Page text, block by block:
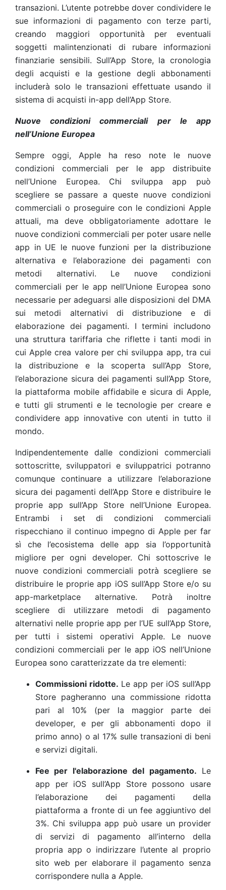
transazioni. L’utente potrebbe dover condividere le
sue informazioni di pagamento con terze parti,
creando maggiori opportunità per eventuali
soggetti malintenzionati di rubare informazioni
finanziarie sensibili. Sull’App Store, la cronologia
degli acquisti e la gestione degli abbonamenti
includerà solo le transazioni effettuate usando il
sistema di acquisti in-app dell’App Store.
Nuove condizioni commerciali per le app
nell’Unione Europea
Sempre oggi, Apple ha reso note le nuove
condizioni commerciali per le app distribuite
nell’Unione Europea. Chi sviluppa app può
scegliere se passare a queste nuove condizioni
commerciali o proseguire con le condizioni Apple
attuali, ma deve obbligatoriamente adottare le
nuove condizioni commerciali per poter usare nelle
app in UE le nuove funzioni per la distribuzione
alternativa e l’elaborazione dei pagamenti con
metodi alternativi. Le nuove condizioni
commerciali per le app nell’Unione Europea sono
necessarie per adeguarsi alle disposizioni del DMA
sui metodi alternativi di distribuzione e di
elaborazione dei pagamenti. I termini includono
una struttura tariffaria che riflette i tanti modi in
cui Apple crea valore per chi sviluppa app, tra cui
la distribuzione e la scoperta sull’App Store,
l’elaborazione sicura dei pagamenti sull’App Store,
la piattaforma mobile affidabile e sicura di Apple,
e tutti gli strumenti e le tecnologie per creare e
condividere app innovative con utenti in tutto il
mondo.
Indipendentemente dalle condizioni commerciali
sottoscritte, sviluppatori e sviluppatrici potranno
comunque continuare a utilizzare l’elaborazione
sicura dei pagamenti dell’App Store e distribuire le
proprie app sull’App Store nell’Unione Europea.
Entrambi i set di condizioni commerciali
rispecchiano il continuo impegno di Apple per far
sì che l’ecosistema delle app sia l’opportunità
migliore per ogni developer. Chi sottoscrive le
nuove condizioni commerciali potrà scegliere se
distribuire le proprie app iOS sull’App Store e/o su
app-marketplace alternative. Potrà inoltre
scegliere di utilizzare metodi di pagamento
alternativi nelle proprie app per l’UE sull’App Store,
per tutti i sistemi operativi Apple. Le nuove
condizioni commerciali per le app iOS nell’Unione
Europea sono caratterizzate da tre elementi:
Commissioni ridotte. Le app per iOS sull’App
Store pagheranno una commissione ridotta
pari al 10% (per la maggior parte dei
developer, e per gli abbonamenti dopo il
primo anno) o al 17% sulle transazioni di beni
e servizi digitali.
Fee per l'elaborazione del pagamento. Le
app per iOS sull’App Store possono usare
l’elaborazione dei pagamenti della
piattaforma a fronte di un fee aggiuntivo del
3%. Chi sviluppa app può usare un provider
di servizi di pagamento all’interno della
propria app o indirizzare l’utente al proprio
sito web per elaborare il pagamento senza
corrispondere nulla a Apple.